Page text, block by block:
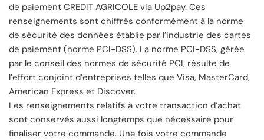
de paiement CREDIT AGRICOLE via Up2pay. Ces
renseignements sont chiffrés conformément à la norme
de sécurité des données établie par l’industrie des cartes
de paiement (norme PCI-DSS). La norme PCI-DSS, gérée
par le conseil des normes de sécurité PCI, résulte de
l’effort conjoint d’entreprises telles que Visa, MasterCard,
American Express et Discover.
Les renseignements relatifs à votre transaction d’achat
sont conservés aussi longtemps que nécessaire pour
finaliser votre commande. Une fois votre commande